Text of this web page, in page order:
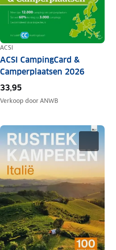
ACSI
ACSI CampingCard &
Camperplaatsen 2026
33,95
Verkoop doorANWB